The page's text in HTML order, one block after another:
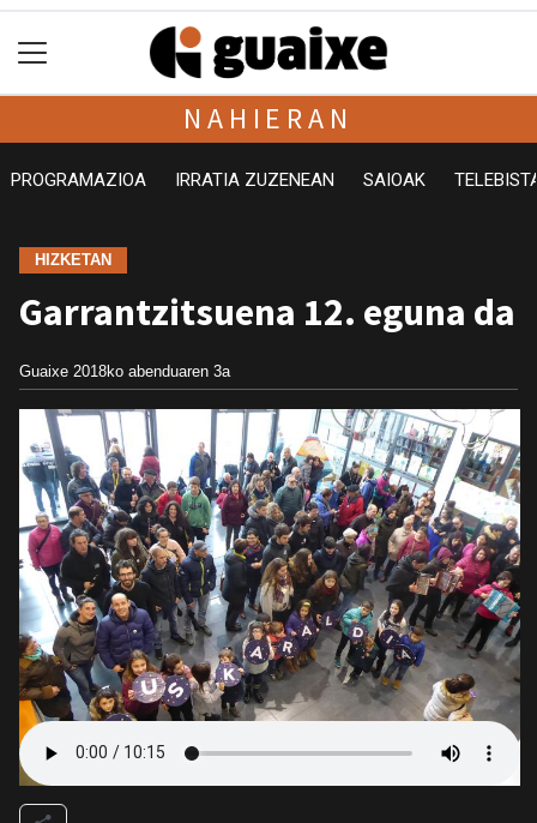
NAHIERAN
PROGRAMAZIOA IRRATIA ZUZENEAN SAIOAK
HIZKETAN
Garrantzitsuena 12. eguna da
Guaixe 2018ko abenduaren 3a